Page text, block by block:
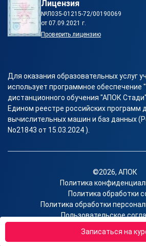
Записаться на
Лицензия
№Л035-01215-72/00190069
от 07.09.2021 г.
Проверить лицензию
Для оказания образовательных услуг
использует программное обеспечение
дистанционного обучения "АПОК
Едином реестре российских программ
вычислительных машин и баз данных
No21843 от 15.03.2024 ).
©2026, АПОК
Политика
Политика обработки
Политика обработки
Пользовательское